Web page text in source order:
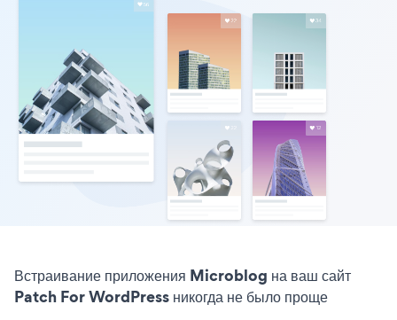
Встраивание приложения Microblog на ваш сайт
Patch For WordPress никогда не было проще